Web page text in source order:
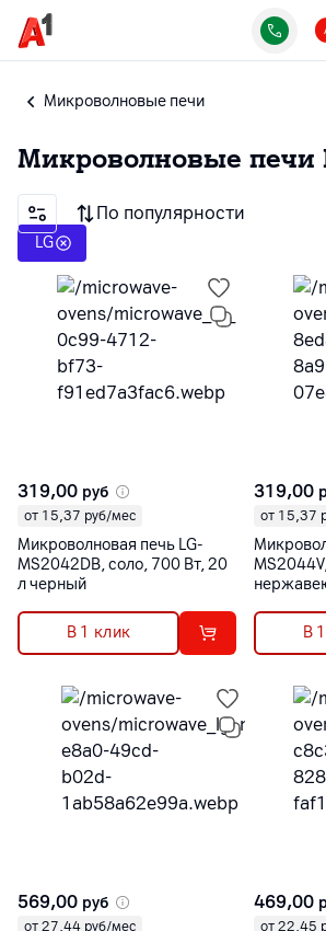
Микроволновые печи
Микроволновые печи
По популярности
LG
319,00 руб
от 15,37 руб/мес
Микроволновая печь LG-
MS2042DB, соло, 700 Вт, 20
л черный
В 1 клик
319,00
от 15,37
В
569,00 руб
от 27,44 руб/мес
469,00
от 22,45